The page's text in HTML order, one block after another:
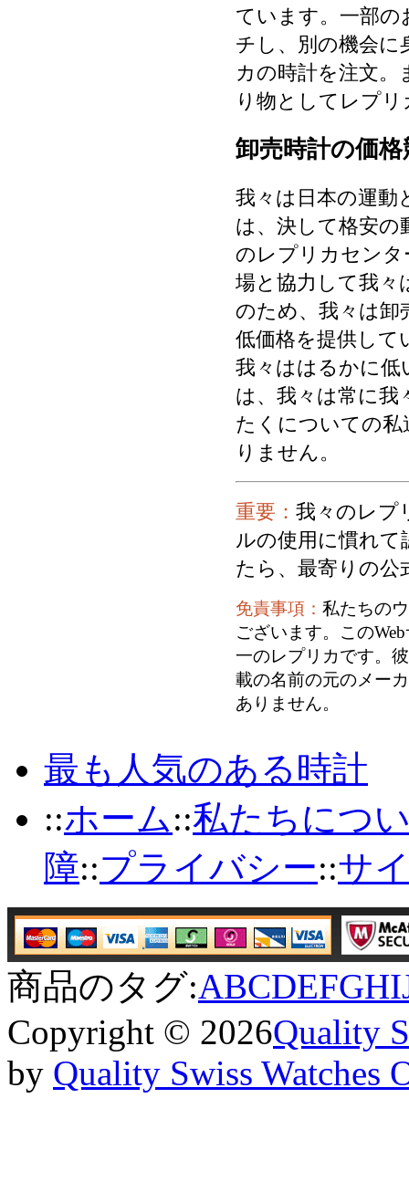
ています。一部
チし、別の機会
カの時計を注文
り物としてレプ
卸売時計の価
我々は日本の運動
は、決して格安の
のレプリカセン
場と協力して我々
のため、我々は卸
低価格を提供して
我々ははるかに低
は、我々は常に我
たくについての私
りません。
重要： 我々のレプ
ルの使用に慣れて
たら、最寄りの
免責事項： 私たちの
ございます。この
一のレプリカです。
載の名前の元のメー
ありません。
最も人気のある時計
::ホーム::私たちにつ
障::プライバシー::サ
商品のタグ:ABCDEFGHI
Copyright © 2026Quality
by Quality Swiss Watches